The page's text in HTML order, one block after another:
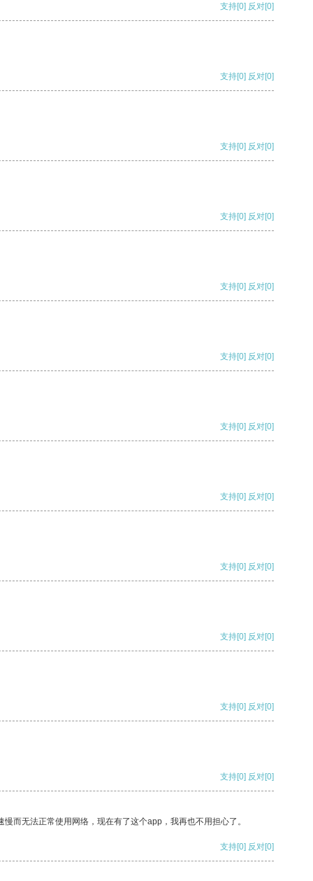
支持[0] 反对[0]
支持[0] 反对[0]
支持[0] 反对[0]
支持[0] 反对[0]
支持[0] 反对[0]
支持[0] 反对[0]
支持[0] 反对[0]
支持[0] 反对[0]
支持[0] 反对[0]
支持[0] 反对[0]
支持[0] 反对[0]
支持[0] 反对[0]
而无法正常使用网络，现在有了这个app，我再也不用担心了。
支持[0] 反对[0]